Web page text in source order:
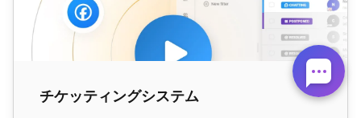
チケッティングシステム